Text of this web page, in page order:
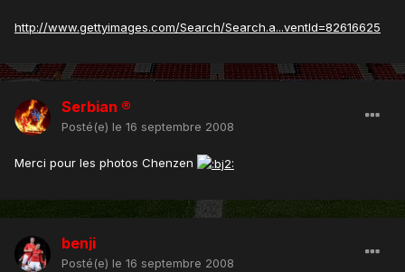
http://www.gettyimages.com/Search/Search.a...ventId=82616625
Serbian ®
Posté(e) le 16 septembre 2008
Merci pour les photos Chenzen
benji
Posté(e) le 16 septembre 2008